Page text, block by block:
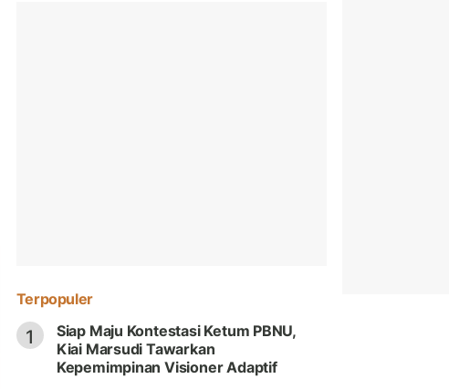
Terpopuler
1
Siap Maju Kontestasi Ketum PBNU,
Kiai Marsudi Tawarkan
Kepemimpinan Visioner Adaptif